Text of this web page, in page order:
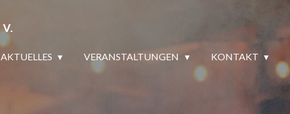
V.
AKTUELLES VERANSTALTUNGEN KONTAKT